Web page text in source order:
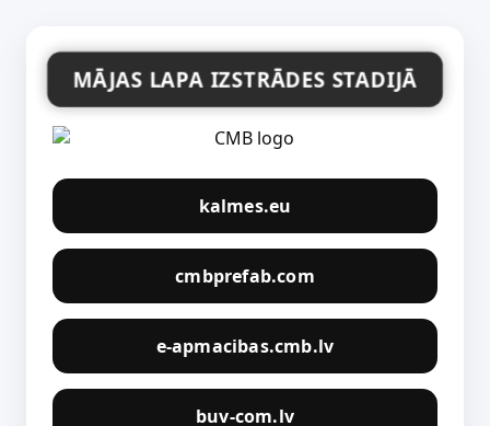
MĀJAS LAPA IZSTRĀDES STADIJĀ
kalmes.eu
cmbprefab.com
e-apmacibas.cmb.lv
buv-com.lv